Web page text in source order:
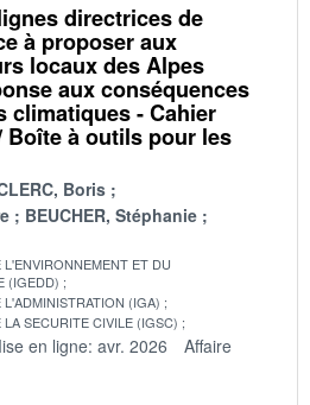
directrices de
à proposer aux
locaux des Alpes
aux conséquences
climatiques - Cahier
Boîte à outils pour les
Boris
BEUCHER, Stéphanie
ET DU
(IGEDD)
(IGA)
SECURITE CIVILE (IGSC)
en ligne: avr. 2026
Affaire